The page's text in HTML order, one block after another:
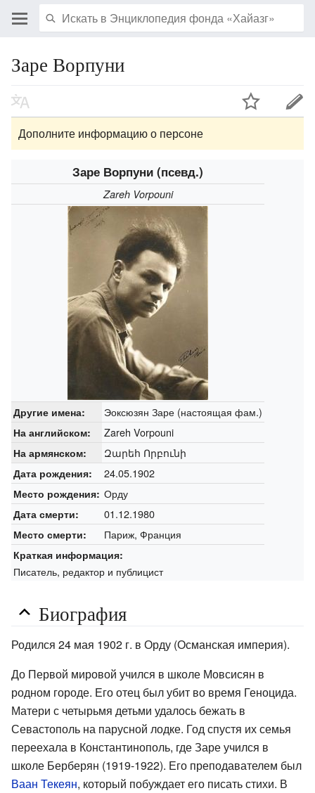
Заре Ворпуни
Дополните информацию о персоне
Заре Ворпуни (псевд.)
Zareh Vorpouni
Другие имена: Эоксюзян Заре (настоящая фам.)
На английском: Zareh Vorpouni
На армянском: Զարեհ Որբունի
Дата рождения: 24.05.1902
Место рождения: Орду
Дата смерти: 01.12.1980
Место смерти: Париж, Франция
Краткая информация:
Писатель, редактор и публицист
Биография
Родился 24 мая 1902 г. в Орду (Османская империя).
До Первой мировой учился в школе Мовсисян в
родном городе. Его отец был убит во время Геноцида.
Матери с четырьмя детьми удалось бежать в
Севастополь на парусной лодке. Год спустя их семья
переехала в Константинополь, где Заре учился в
школе Берберян (1919-1922). Его преподавателем был
Ваан Текеян, который побуждает его писать стихи. В